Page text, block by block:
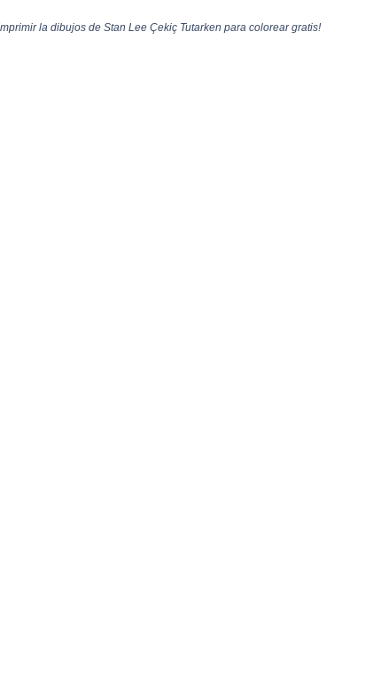
la dibujos de Stan Lee Çekiç Tutarken para colorear gratis!